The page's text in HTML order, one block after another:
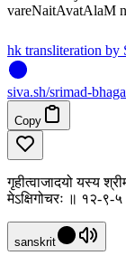
vareNaitAvatAlaM
hk transliteration by
siva.sh/srimad-
Copy
गृहीत्वाजादयो यस्य
मेऽक्षिगोचरः ॥ १२-९-
sanskrit